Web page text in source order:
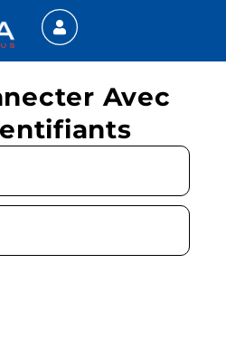
Avec